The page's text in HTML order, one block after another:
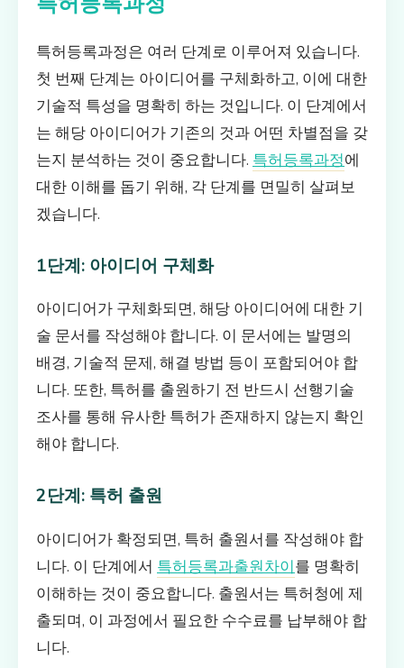
특허등록과정은 여러 단계로 이루어져 있습니다.
첫 번째 단계는 아이디어를 구체화하고, 이에 대한
기술적 특성을 명확히 하는 것입니다. 이 단계에서
는 해당 아이디어가 기존의 것과 어떤 차별점을 갖
는지 분석하는 것이 중요합니다. 특허등록과정에
대한 이해를 돕기 위해, 각 단계를 면밀히 살펴보
겠습니다.
1단계: 아이디어 구체화
아이디어가 구체화되면, 해당 아이디어에 대한 기
술 문서를 작성해야 합니다. 이 문서에는 발명의
배경, 기술적 문제, 해결 방법 등이 포함되어야 합
니다. 또한, 특허를 출원하기 전 반드시 선행기술
조사를 통해 유사한 특허가 존재하지 않는지 확인
해야 합니다.
2단계: 특허 출원
아이디어가 확정되면, 특허 출원서를 작성해야 합
니다. 이 단계에서 특허등록과출원차이를 명확히
이해하는 것이 중요합니다. 출원서는 특허청에 제
출되며, 이 과정에서 필요한 수수료를 납부해야 합
니다.